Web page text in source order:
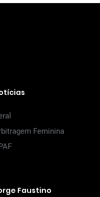
Feminina
Faustino